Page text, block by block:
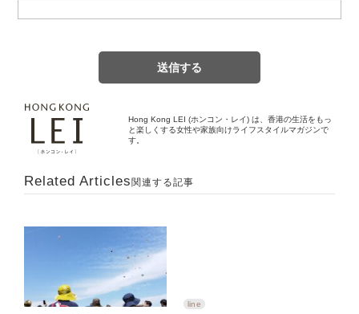
Hong Kong LEI (ホンコン・レイ) は、香港の生活をもっ
と楽しくする女性や家族向けライフスタイルマガジンで
す。
Related Articles関連する記事
line